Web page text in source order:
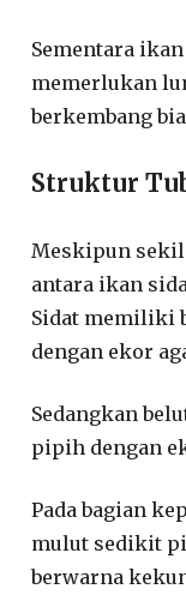
Sementara
memerlukan
berkembang
Struktur
Meskipun
antara ikan
Sidat memiliki
dengan ekor
Sedangkan
pipih dengan
Pada bagian
mulut sedikit
berwarna